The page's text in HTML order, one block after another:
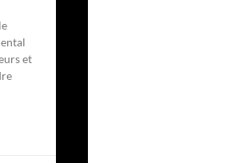
et